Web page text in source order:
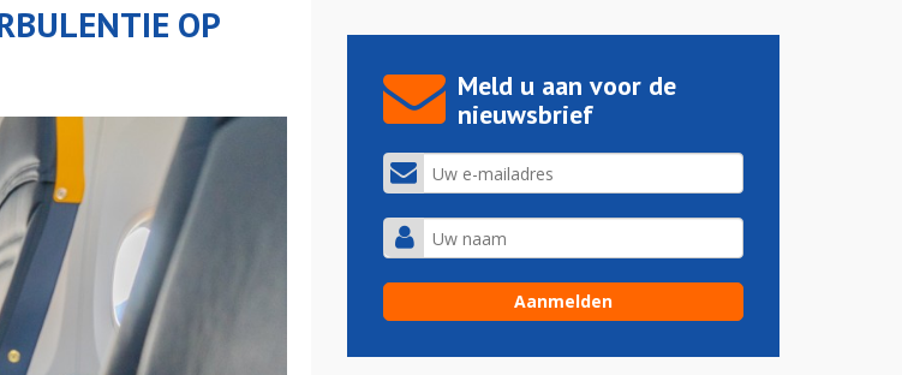
OP
Meld u aan voor de
nieuwsbrief